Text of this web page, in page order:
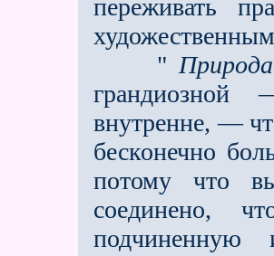
переживать
" Природа
внутренне, —
бесконечно
потому что
соединено,
подчиненную